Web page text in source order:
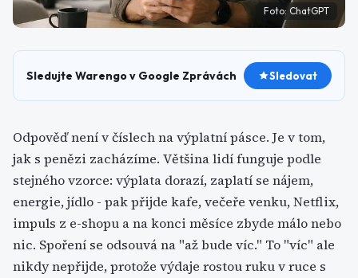
Foto: ChatGPT
Sledujte Warengo v Google Zprávách Sledovat
Odpověď není v číslech na výplatní pásce. Je v tom,
jak s penězi zacházíme. Většina lidí funguje podle
stejného vzorce: výplata dorazí, zaplatí se nájem,
energie, jídlo - pak přijde kafe, večeře venku, Netflix,
impuls z e-shopu a na konci měsíce zbyde málo nebo
nic. Spoření se odsouvá na "až bude víc." To "víc" ale
nikdy nepřijde, protože výdaje rostou ruku v ruce s